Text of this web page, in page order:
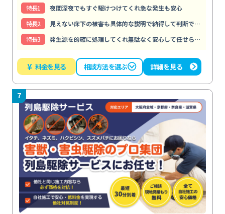
特⻑1
夜間深夜でもすぐ駆けつけてくれ急な発生も安心
特⻑2
見えない床下の被害も具体的な説明で納得して判断できる
特⻑3
発生源を的確に処理してくれ無駄なく安心して任せられる
¥ 料金を見る 相談方法を選ぶ 詳細を見る
7